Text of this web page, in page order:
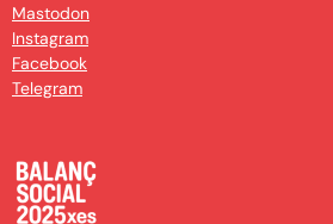
Mastodon
Instagram
Facebook
Telegram